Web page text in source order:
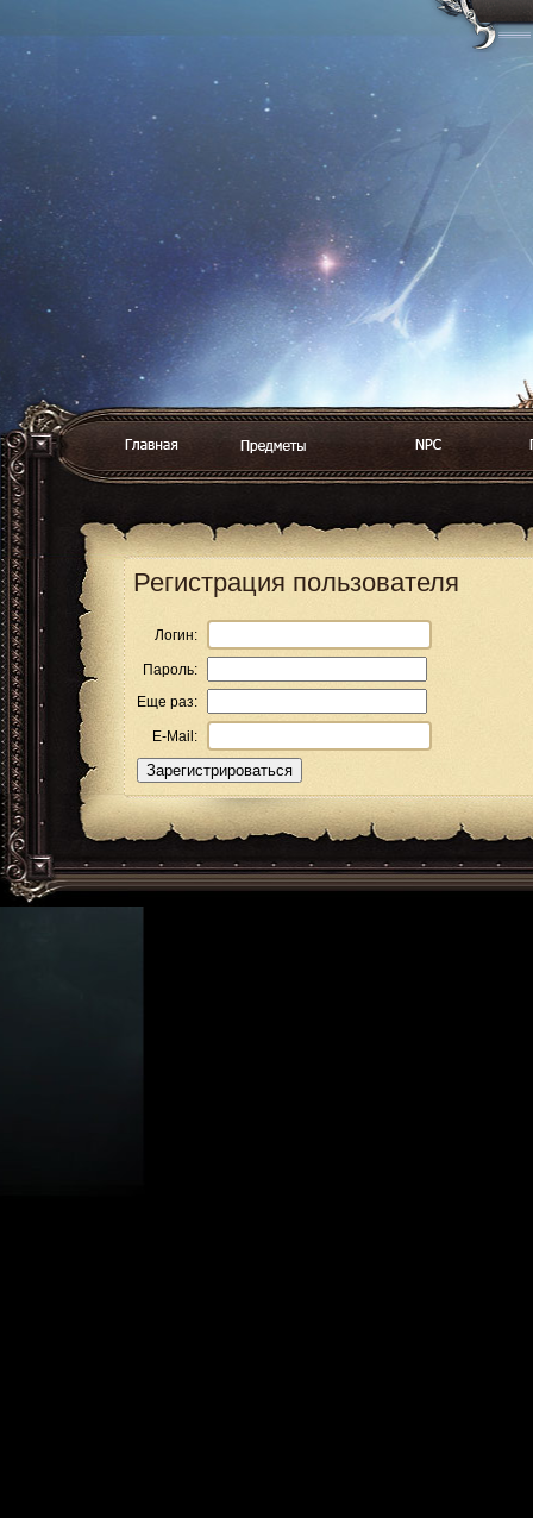
Регистрация пользователя
Логин:
Пароль:
Еще раз:
E-Mail: